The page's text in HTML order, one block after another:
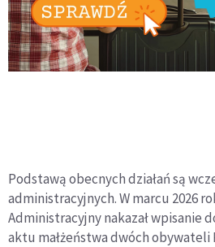
Podstawą obecnych działań są
administracyjnych. W marcu 2026
Administracyjny nakazał wpisanie
aktu małżeństwa dwóch obywateli